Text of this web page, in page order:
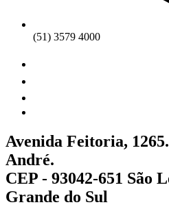
(51) 3579 4000
Avenida Feitoria,
André.
CEP - 93042-651 São
Grande do Sul